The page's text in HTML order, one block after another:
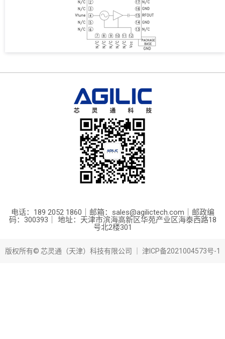
电话：189 2052 1860｜邮箱：sales@agilictech.com｜邮政编
码：300393｜ 地址：天津市滨海高新区华苑产业区海泰西路18
号北2楼301
版权所有© 芯灵通（天津）科技有限公司 ｜ 津ICP备2021004573号-1